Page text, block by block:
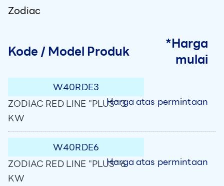
Zodiac
Kode / Model Produk
*Harga
mulai
W40RDE3
ZODIAC RED LINE "PLUS" 3
KW
Harga atas permintaan
W40RDE6
ZODIAC RED LINE "PLUS" 6
KW
Harga atas permintaan